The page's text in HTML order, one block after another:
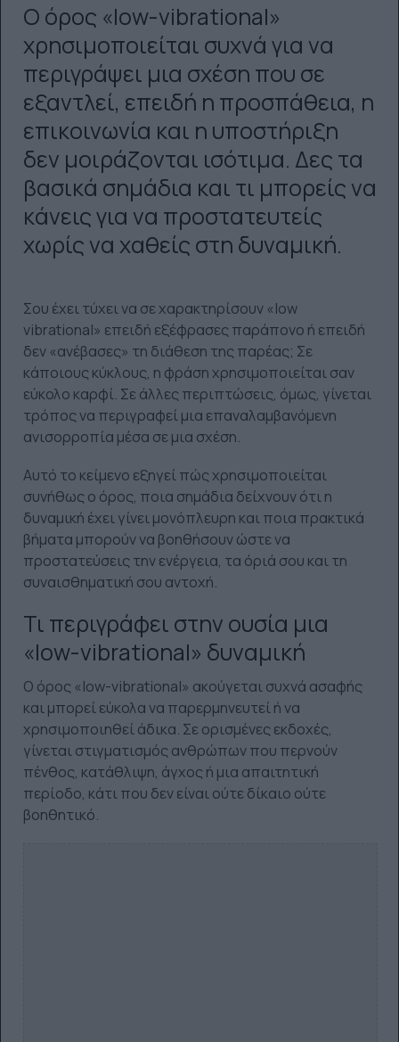
Ο όρος «low-vibrational»
χρησιμοποιείται συχνά για να
περιγράψει μια σχέση που σε
εξαντλεί, επειδή η προσπάθεια, η
επικοινωνία και η υποστήριξη
δεν μοιράζονται ισότιμα. Δες τα
βασικά σημάδια και τι μπορείς να
κάνεις για να προστατευτείς
χωρίς να χαθείς στη δυναμική.
Σου έχει τύχει να σε χαρακτηρίσουν «low
vibrational» επειδή εξέφρασες παράπονο ή επειδή
δεν «ανέβασες» τη διάθεση της παρέας; Σε
κάποιους κύκλους, η φράση χρησιμοποιείται σαν
εύκολο καρφί. Σε άλλες περιπτώσεις, όμως, γίνεται
τρόπος να περιγραφεί μια επαναλαμβανόμενη
ανισορροπία μέσα σε μια σχέση.
Αυτό το κείμενο εξηγεί πώς χρησιμοποιείται
συνήθως ο όρος, ποια σημάδια δείχνουν ότι η
δυναμική έχει γίνει μονόπλευρη και ποια πρακτικά
βήματα μπορούν να βοηθήσουν ώστε να
προστατεύσεις την ενέργεια, τα όριά σου και τη
συναισθηματική σου αντοχή.
Τι περιγράφει στην ουσία μια
«low-vibrational» δυναμική
Ο όρος «low-vibrational» ακούγεται συχνά ασαφής
και μπορεί εύκολα να παρερμηνευτεί ή να
χρησιμοποιηθεί άδικα. Σε ορισμένες εκδοχές,
γίνεται στιγματισμός ανθρώπων που περνούν
πένθος, κατάθλιψη, άγχος ή μια απαιτητική
περίοδο, κάτι που δεν είναι ούτε δίκαιο ούτε
βοηθητικό.